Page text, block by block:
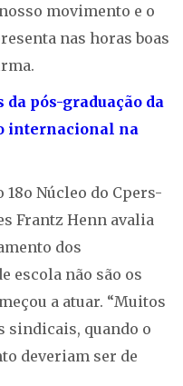
movimento e o
nas horas boas
da pós-graduação da
internacional na
18o Núcleo do Cpers-
Frantz Henn avalia
dos
escola não são os
a atuar. “Muitos
sindicais, quando o
deveriam ser de